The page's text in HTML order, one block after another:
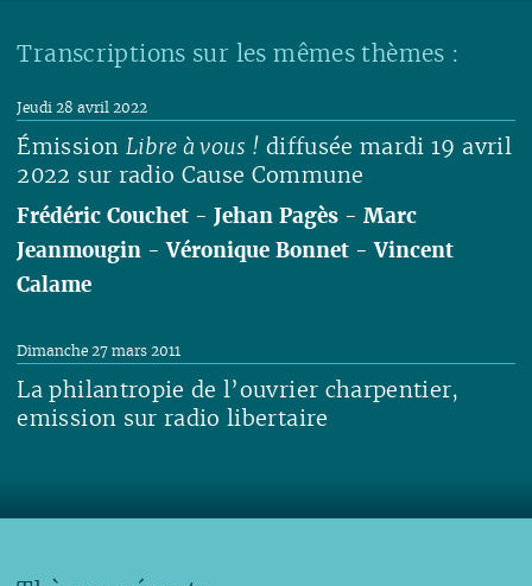
Transcriptions sur les mêmes thèmes :
Émission Libre à vous ! diffusée mardi 19 avril
2022 sur radio Cause Commune
Jeudi 28 avril 2022
Frédéric Couchet -Jehan Pagès -Marc
Jeanmougin -Véronique Bonnet -Vincent
Calame
Lire
La philantropie de l’ouvrier charpentier,
emission sur radio libertaire
Dimanche 27 mars 2011